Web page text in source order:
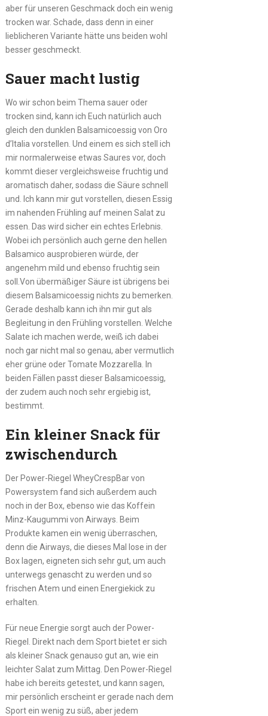
aber für unseren Geschmack doch ein wenig
trocken war. Schade, dass denn in einer
lieblicheren Variante hätte uns beiden wohl
besser geschmeckt.
Sauer macht lustig
Wo wir schon beim Thema sauer oder
trocken sind, kann ich Euch natürlich auch
gleich den dunklen Balsamicoessig von Oro
d’Italia vorstellen. Und einem es sich stell ich
mir normalerweise etwas Saures vor, doch
kommt dieser vergleichsweise fruchtig und
aromatisch daher, sodass die Säure schnell
und. Ich kann mir gut vorstellen, diesen Essig
im nahenden Frühling auf meinen Salat zu
essen. Das wird sicher ein echtes Erlebnis.
Wobei ich persönlich auch gerne den hellen
Balsamico ausprobieren würde, der
angenehm mild und ebenso fruchtig sein
soll.Von übermäßiger Säure ist übrigens bei
diesem Balsamicoessig nichts zu bemerken.
Gerade deshalb kann ich ihn mir gut als
Begleitung in den Frühling vorstellen. Welche
Salate ich machen werde, weiß ich dabei
noch gar nicht mal so genau, aber vermutlich
eher grüne oder Tomate Mozzarella. In
beiden Fällen passt dieser Balsamicoessig,
der zudem auch noch sehr ergiebig ist,
bestimmt.
Ein kleiner Snack für
zwischendurch
Der Power-Riegel WheyCrespBar von
Powersystem fand sich außerdem auch
noch in der Box, ebenso wie das Koffein
Minz-Kaugummi von Airways. Beim
Produkte kamen ein wenig überraschen,
denn die Airways, die dieses Mal lose in der
Box lagen, eigneten sich sehr gut, um auch
unterwegs genascht zu werden und so
frischen Atem und einen Energiekick zu
erhalten.
Für neue Energie sorgt auch der Power-
Riegel. Direkt nach dem Sport bietet er sich
als kleiner Snack genauso gut an, wie ein
leichter Salat zum Mittag. Den Power-Riegel
habe ich bereits getestet, und kann sagen,
mir persönlich erscheint er gerade nach dem
Sport ein wenig zu süß, aber jedem